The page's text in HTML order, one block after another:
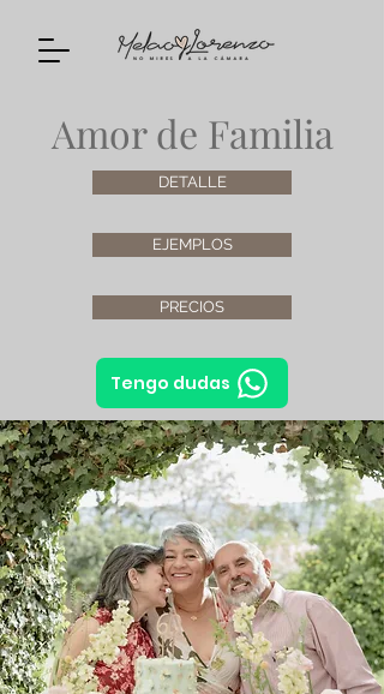
Amor de Familia
DETALLE
EJEMPLOS
PRECIOS
Tengo dudas